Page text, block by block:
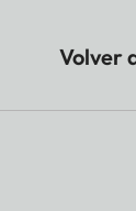
Volver